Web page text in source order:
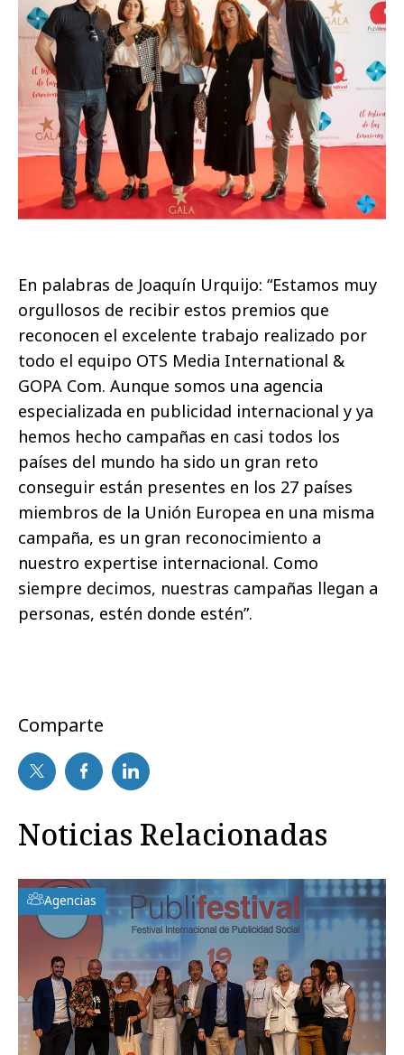
En palabras de Joaquín Urquijo: “Estamos muy
orgullosos de recibir estos premios que
reconocen el excelente trabajo realizado por
todo el equipo OTS Media International &
GOPA Com. Aunque somos una agencia
especializada en publicidad internacional y ya
hemos hecho campañas en casi todos los
países del mundo ha sido un gran reto
conseguir están presentes en los 27 países
miembros de la Unión Europea en una misma
campaña, es un gran reconocimiento a
nuestro expertise internacional. Como
siempre decimos, nuestras campañas llegan a
personas, estén donde estén”.
Comparte
Noticias Relacionadas
Agencias